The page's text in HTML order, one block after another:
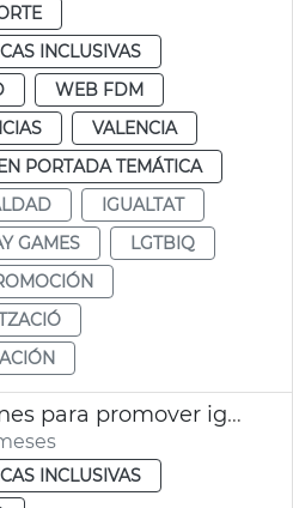
INCLUSIVAS
WEB FDM
VALENCIA
PORTADA TEMÁTICA
IGUALTAT
GAMES
LGTBIQ
Ayudas asociaciones para promover igualdad de género València
INCLUSIVAS